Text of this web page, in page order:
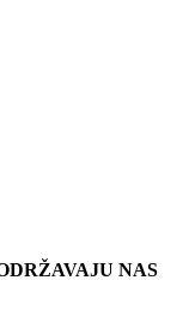
NAS